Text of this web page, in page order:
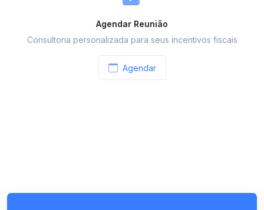
Agendar Reunião
Consultoria personalizada para seus incentivos fiscais
Agendar